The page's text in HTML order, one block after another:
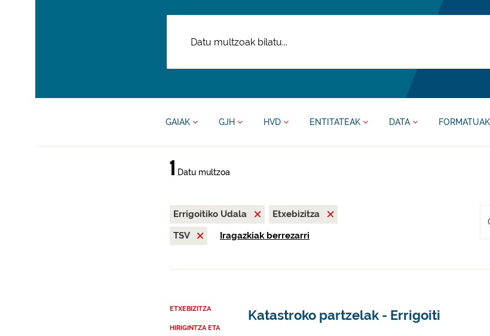
GAIAK GJH HVD ENTITATEAK DATA FORMATUAK
1 Datu multzoa
Errigoitiko Udala
Etxebizitza
TSV
Iragazkiak berrezarri
ETXEBIZITZA
HIRIGINTZA ETA
Katastroko partzelak - Errigoiti